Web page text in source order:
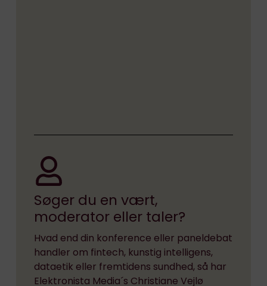
Søger du en vært,
moderator eller taler?
Hvad end din konference eller paneldebat
handler om fintech, kunstig intelligens,
dataetik eller fremtidens sundhed, så har
Elektronista Media´s Christiane Vejlø